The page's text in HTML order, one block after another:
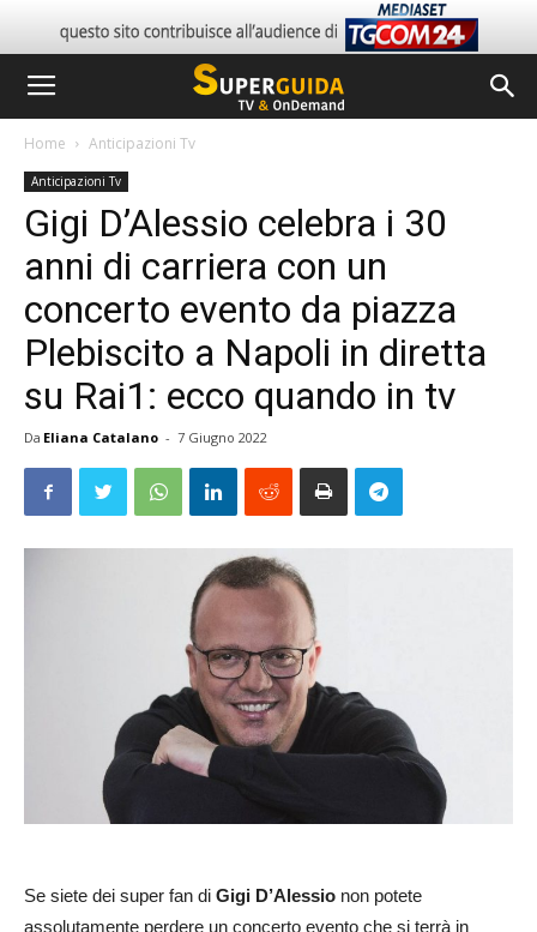
Home Anticipazioni Tv
Anticipazioni Tv
Gigi D’Alessio celebra i 30
anni di carriera con un
concerto evento da piazza
Plebiscito a Napoli in diretta
su Rai1: ecco quando in tv
Da Eliana Catalano - 7 Giugno 2022
Se siete dei super fan di Gigi D’Alessio non potete
assolutamente perdere un concerto evento che si terrà in